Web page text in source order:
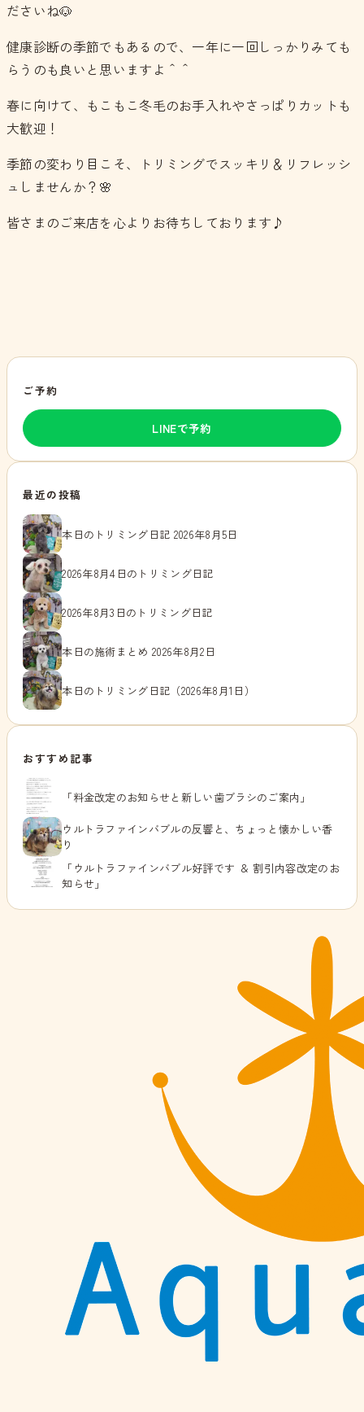
ださいね🐶
健康診断の季節でもあるので、一年に一回しっかりみても
らうのも良いと思いますよ＾＾
春に向けて、もこもこ冬毛のお手入れやさっぱりカットも
大歓迎！
季節の変わり目こそ、トリミングでスッキリ＆リフレッシ
ュしませんか？🌸
皆さまのご来店を心よりお待ちしております♪
ご予約
LINEで予約
最近の投稿
本日のトリミング日記 2026年8月5日
2026年8月4日のトリミング日記
2026年8月3日のトリミング日記
本日の施術まとめ 2026年8月2日
本日のトリミング日記（2026年8月1日）
おすすめ記事
「料金改定のお知らせと新しい歯ブラシのご案内」
ウルトラファインバブルの反響と、ちょっと懐かしい香
り
「ウルトラファインバブル好評です ＆ 割引内容改定のお
知らせ」